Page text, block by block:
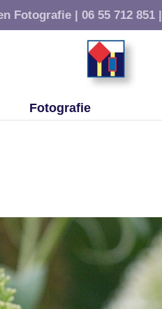
Fotografie | 06 55 712 851 |
Fotografie